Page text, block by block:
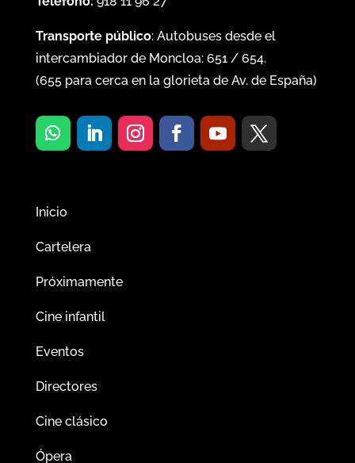
Transporte público: Autobuses desde el
intercambiador de Moncloa: 651/ 654.
(655para cerca en la glorieta de Av. de España)
Inicio
Cartelera
Próximamente
Cine infantil
Eventos
Directores
Cine clásico
Ópera